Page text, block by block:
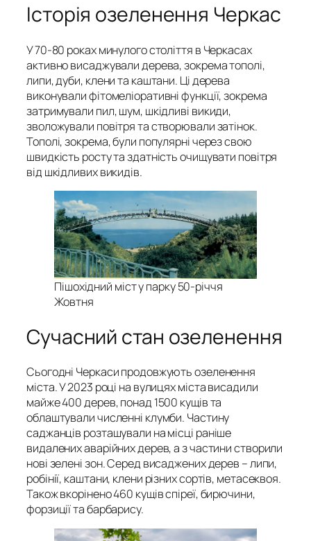
Історія озеленення Черкас
У 70-80 роках минулого століття в Черкасах
активно висаджували дерева, зокрема тополі,
липи, дуби, клени та каштани. Ці дерева
виконували фітомеліоративні функції, зокрема
затримували пил, шум, шкідливі викиди,
зволожували повітря та створювали затінок.
Тополі, зокрема, були популярні через свою
швидкість росту та здатність очищувати повітря
від шкідливих викидів.
Пішохідний міст у парку 50-річчя
Жовтня
Сучасний стан озеленення
Сьогодні Черкаси продовжують озеленення
міста. У 2023 році на вулицях міста висадили
майже 400 дерев, понад 1500 кущів та
облаштували численні клумби. Частину
саджанців розташували на місці раніше
видалених аварійних дерев, а з частини створили
нові зелені зон. Серед висаджених дерев – липи,
робінії, каштани, клени різних сортів, метасеквоя.
Також вкорінено 460 кущів спіреї, бирючини,
форзиції та барбарису.